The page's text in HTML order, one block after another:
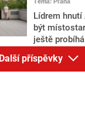
bude znovu
Lídrem hnutí
být
ještě
Jana
redakci
Benkovič. O
Další příspěvky